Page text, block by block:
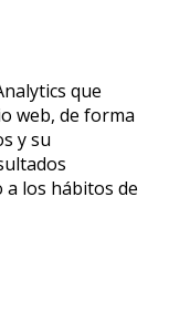
que
web, de forma
y su
a los hábitos de